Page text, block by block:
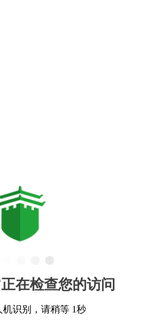
在检查您的访问
机识别，请稍等 1秒